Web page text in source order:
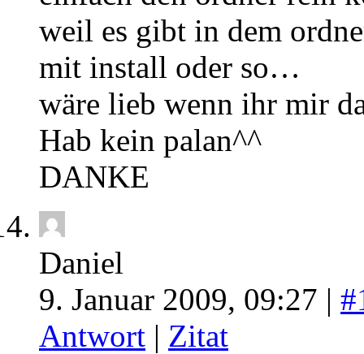
weil es gibt in dem
mit install oder so…
wäre lieb wenn ihr mir
Hab kein palan^^
DANKE
Daniel
9. Januar 2009, 09:27 |
Antwort | Zitat